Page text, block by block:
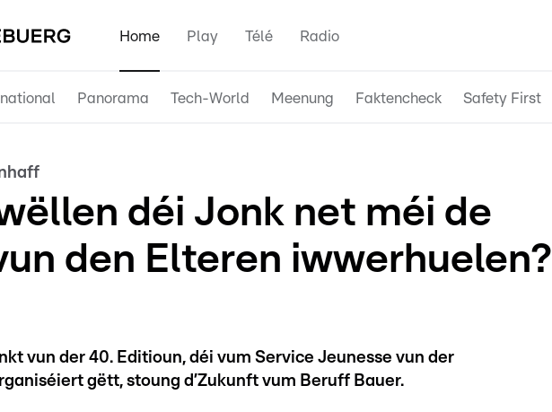
Home Play Télé Radio
Panorama Tech-World Meenung Faktencheck Safety First
déi Jonk net méi de
den Elteren iwwerhuelen?
vun der 40. Editioun, déi vum Service Jeunesse vun der
gëtt, stoung d’Zukunft vum Beruff Bauer.